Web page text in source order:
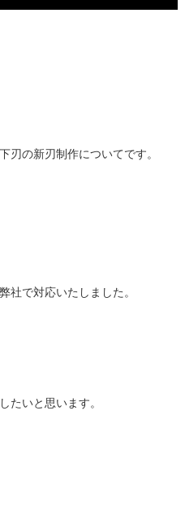
刃の新刃制作についてです。
社で対応いたしました。
たいと思います。